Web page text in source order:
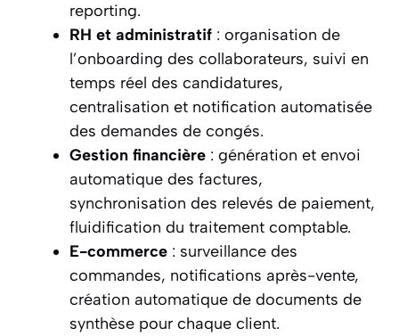
reporting.
RH et administratif : organisation de
l’onboarding des collaborateurs, suivi en
temps réel des candidatures,
centralisation et notification automatisée
des demandes de congés.
Gestion financière : génération et envoi
automatique des factures,
synchronisation des relevés de paiement,
fluidification du traitement comptable.
E-commerce : surveillance des
commandes, notifications après-vente,
création automatique de documents de
synthèse pour chaque client.